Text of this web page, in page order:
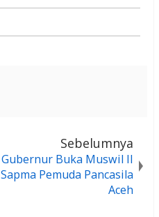
Sebelumnya
Gubernur Buka Muswil II
Sapma Pemuda Pancasila
Aceh